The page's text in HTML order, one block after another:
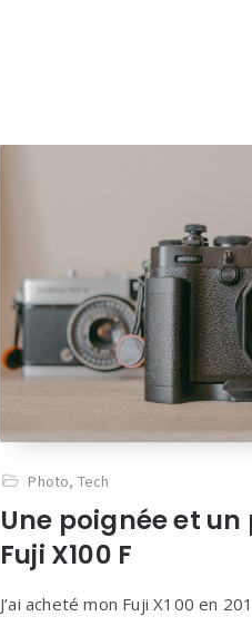
Photo, Tech
Une poignée et
Fuji X100 F
J’ai acheté mon Fuji X100 en